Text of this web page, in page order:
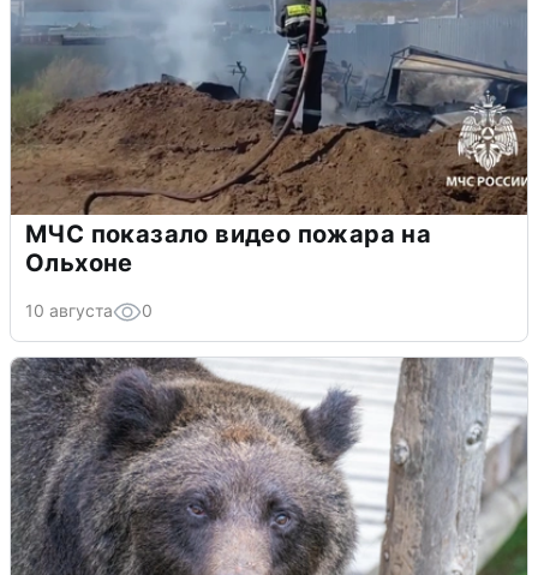
МЧС показало видео пожара на
Ольхоне
10 августа 0